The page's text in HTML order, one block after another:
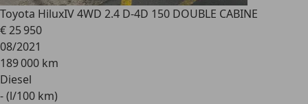
Toyota HiluxIV 4WD 2.4 D-4D 150 DOUBLE CABINE
€ 25 950
08/2021
189 000 km
Diesel
- (l/100 km)